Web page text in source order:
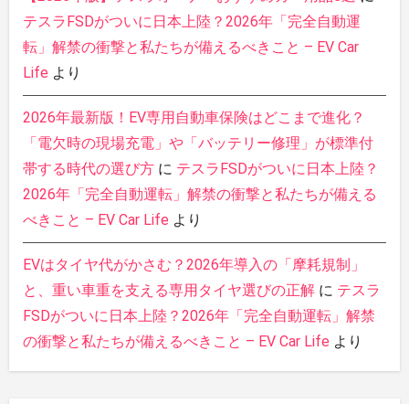
テスラFSDがついに日本上陸？2026年「完全自動運
転」解禁の衝撃と私たちが備えるべきこと – EV Car
Life より
2026年最新版！EV専用自動車保険はどこまで進化？
「電欠時の現場充電」や「バッテリー修理」が標準付
帯する時代の選び方に テスラFSDがついに日本上陸？
2026年「完全自動運転」解禁の衝撃と私たちが備える
べきこと – EV Car Life より
EVはタイヤ代がかさむ？2026年導入の「摩耗規制」
と、重い車重を支える専用タイヤ選びの正解に テスラ
FSDがついに日本上陸？2026年「完全自動運転」解禁
の衝撃と私たちが備えるべきこと – EV Car Life より